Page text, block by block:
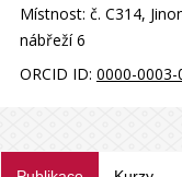
Místnost: č. C314,
nábřeží 6
ORCID ID: 0000-0003-